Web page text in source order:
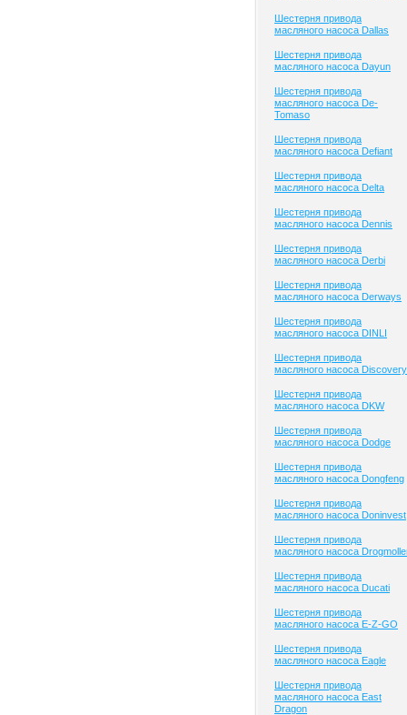
Шестерня привода
масляного насоса Dallas
Шестерня привода
масляного насоса Dayun
Шестерня привода
масляного насоса De-
Tomaso
Шестерня привода
масляного насоса Defiant
Шестерня привода
масляного насоса Delta
Шестерня привода
масляного насоса Dennis
Шестерня привода
масляного насоса Derbi
Шестерня привода
масляного насоса Derways
Шестерня привода
масляного насоса DINLI
Шестерня привода
масляного насоса Discovery
Шестерня привода
масляного насоса DKW
Шестерня привода
масляного насоса Dodge
Шестерня привода
масляного насоса Dongfeng
Шестерня привода
масляного насоса Doninvest
Шестерня привода
масляного насоса
Шестерня привода
масляного насоса Ducati
Шестерня привода
масляного насоса E-Z-GO
Шестерня привода
масляного насоса Eagle
Шестерня привода
масляного насоса East
Dragon